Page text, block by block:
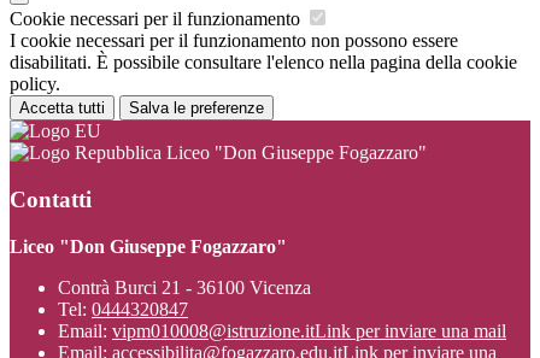
Cookie necessari per il funzionamento
I cookie necessari per il funzionamento non possono essere
disabilitati. È possibile consultare l'elenco nella pagina della cookie
policy.
Accetta tutti Salva le preferenze
Liceo "Don Giuseppe Fogazzaro"
Contatti
Liceo "Don Giuseppe Fogazzaro"
Contrà Burci 21 - 36100 Vicenza
Tel: 0444320847
Email: vipm010008@istruzione.itLink per inviare una mail
Email: accessibilita@fogazzaro.edu.itLink per inviare una